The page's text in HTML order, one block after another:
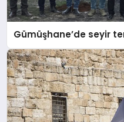
Gümüşhane’de seyir